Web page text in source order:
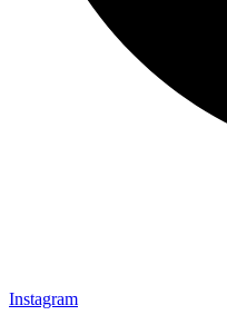
Instagram